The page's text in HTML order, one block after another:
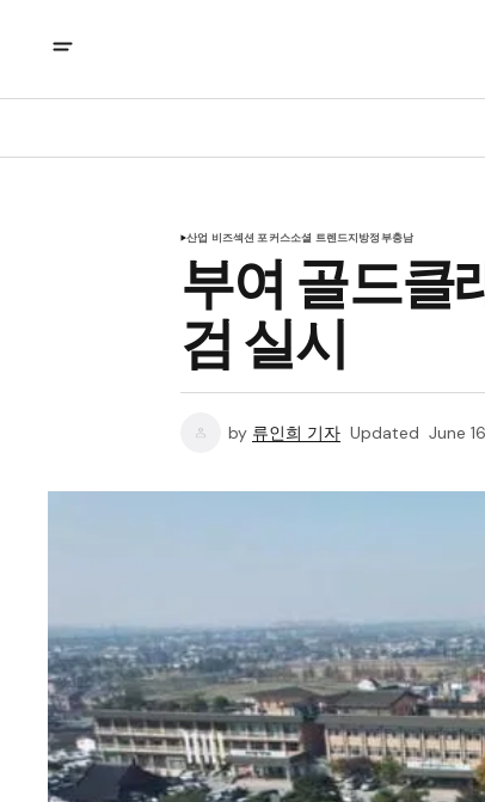
산업 비즈섹션 포커스소셜 트렌드지방정부충남
부여 골드클
검 실시
by 류인희 기자 Updated June